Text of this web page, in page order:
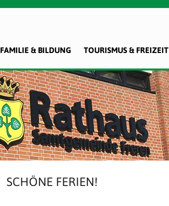
FAMILIE & BILDUNG TOURISMUS & FREIZEIT
SCHÖNE FERIEN!